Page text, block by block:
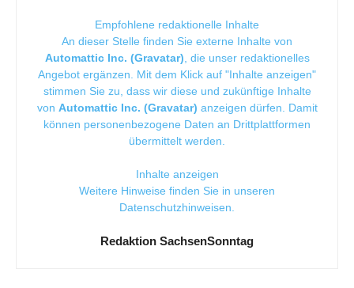
Empfohlene redaktionelle Inhalte
An dieser Stelle finden Sie externe Inhalte von
Automattic Inc. (Gravatar) , die unser redaktionelles
Angebot ergänzen. Mit dem Klick auf "Inhalte anzeigen"
stimmen Sie zu, dass wir diese und zukünftige Inhalte
von Automattic Inc. (Gravatar) anzeigen dürfen. Damit
können personenbezogene Daten an Drittplattformen
übermittelt werden.
Inhalte anzeigen
Weitere Hinweise finden Sie in unseren
Datenschutzhinweisen
Redaktion SachsenSonntag